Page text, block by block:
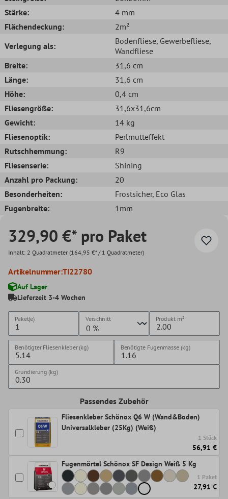
Stärke:
4 mm
Flächendeckung:
2m²
Verlegung als:
Bodenfliese, Gewerbefliese,
Wandfliese
Breite:
31,6 cm
Länge:
31,6 cm
Höhe:
0,4 cm
Fliesengröße:
31,6x31,6cm
Gewicht:
14 kg
Fliesenoptik:
Perlmutteffekt
Rutschhemmung:
R9
Fliesenserie:
Shining
Anzahl pro Packung:
20
Besonderheiten:
Frostsicher, Eco Glas
Fugenbreite:
1mm
329,90 €* pro Paket
Inhalt: 2 Quadratmeter (164,95 €* / 1 Quadratmeter)
Artikelnummer:TI22780
Auf Lager
Lieferzeit 3-4 Wochen
Paket(e) Verschnitt Produkt m²
Benötigter Fliesenkleber (kg) Benötigte Fugenmasse (kg)
Grundierung (kg)
Passendes Zubehör
Fliesenkleber Schönox Q6 W (Wand&Boden)
Universalkleber (25Kg) (Weiß)
1 Stück
56,91 €
Fugenmörtel Schönox SF Design Weiß 5 Kg
1 Paket
27,91 €